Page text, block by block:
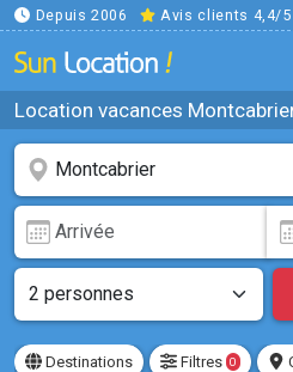
Depuis 2006 Avis clients 4,4/5
Location vacances
Destinations Filtres 0